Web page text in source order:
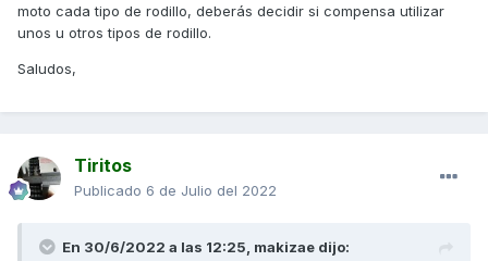
moto cada tipo de rodillo, deberás decidir si compensa utilizar
unos u otros tipos de rodillo.
Saludos,
Tiritos
Publicado 6 de Julio del 2022
En 30/6/2022 a las 12:25, makizae dijo: